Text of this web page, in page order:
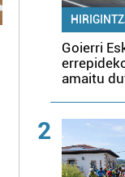
Goierri
amaitu
2